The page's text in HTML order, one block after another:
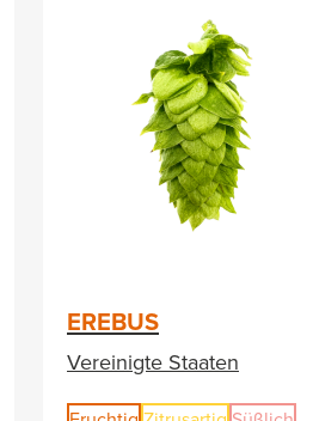
EREBUS
Vereinigte Staaten